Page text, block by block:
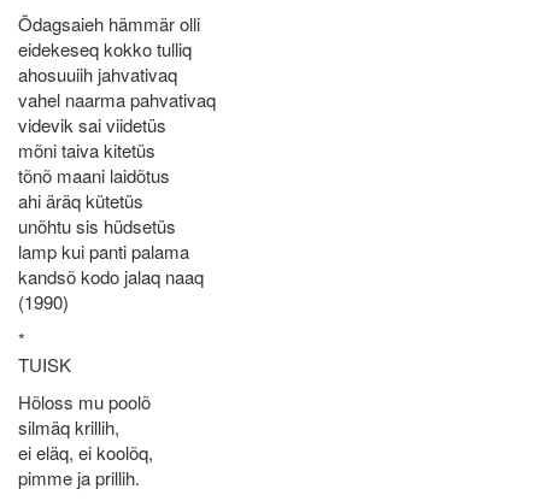
Õdagsaieh hämmär olli
eidekeseq kokko tulliq
ahosuuiih jahvativaq
vahel naarma pahvativaq
videvik sai viidetüs
mõni taiva kitetüs
tõnõ maani laidõtus
ahi äräq kütetüs
unõhtu sis hüdsetüs
lamp kui panti palama
kandsõ kodo jalaq naaq
(1990)
*
TUISK
Hõloss mu poolõ
silmäq krillih,
ei eläq, ei koolõq,
pimme ja prillih.